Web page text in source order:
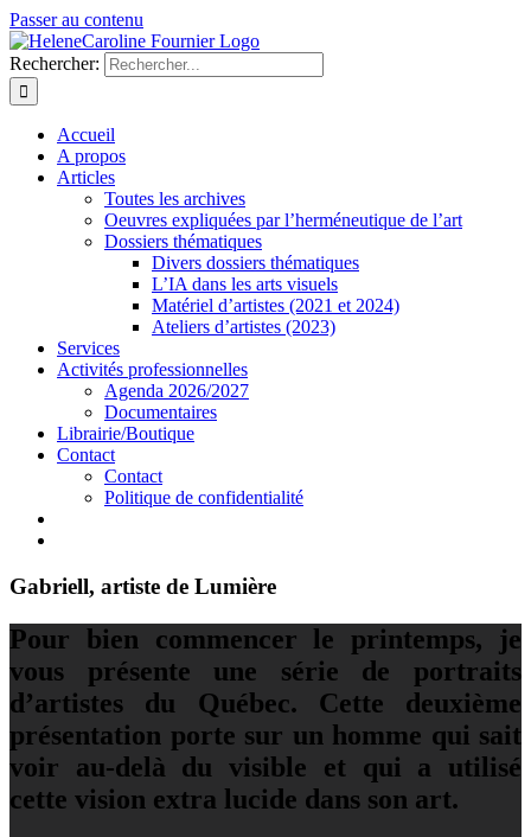
Passer au contenu
Rechercher:
Accueil
A propos
Articles
Toutes les archives
Oeuvres expliquées par l’herméneutique de l’art
Dossiers thématiques
Divers dossiers thématiques
L’IA dans les arts visuels
Matériel d’artistes (2021 et 2024)
Ateliers d’artistes (2023)
Services
Activités professionnelles
Agenda 2026/2027
Documentaires
Librairie/Boutique
Contact
Contact
Politique de confidentialité
Gabriell, artiste de Lumière
Pour bien commencer le printemps, je
vous présente une série de portraits
d’artistes du Québec. Cette deuxième
présentation porte sur un homme qui sait
voir au-delà du visible et qui a utilisé
cette vision extra lucide dans son art.